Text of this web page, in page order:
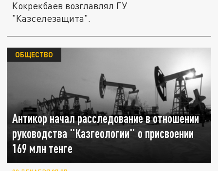
Кокрекбаев возглавлял ГУ
"Казселезащита".
Антикор начал расследование в отношении
руководства "Казгеологии" о присвоении
169 млн тенге
ОБЩЕСТВО